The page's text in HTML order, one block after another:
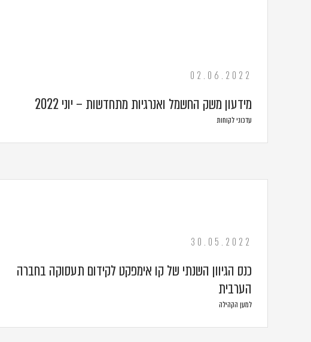
02.06.2022
מידעון משק החשמל ואנרגיות מתחדשות – יוני 2022
עדכוני לקוחות
30.05.2022
כנס הגיוון השנתי של קו אימפקט לקידום תעסוקה בחברה
הערבית
למען הקהילה